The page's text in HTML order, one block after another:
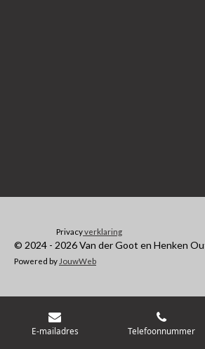
Privacyverklaring
© 2024 - 2026 Van der Goot en Henken
Powered by JouwWeb
E-mailadres Telefoonnummer